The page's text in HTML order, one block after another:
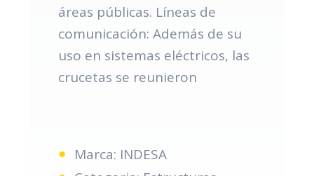
áreas públicas. Líneas de
comunicación: Además de su
uso en sistemas eléctricos, las
crucetas se reunieron
Marca: INDESA